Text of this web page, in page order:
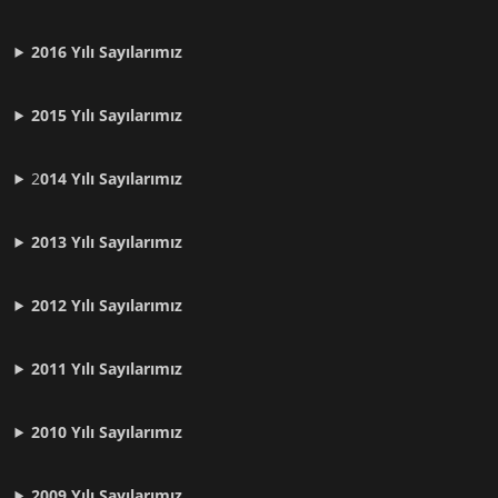
2016 Yılı Sayılarımız
2015 Yılı Sayılarımız
2014 Yılı Sayılarımız
2013 Yılı Sayılarımız
2012 YılıSayılarımız
2011 YılıSayılarımız
2010 YılıSayılarımız